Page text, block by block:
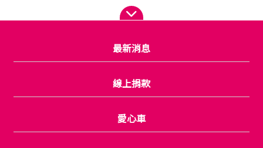
最新消息
線上捐款
愛心車